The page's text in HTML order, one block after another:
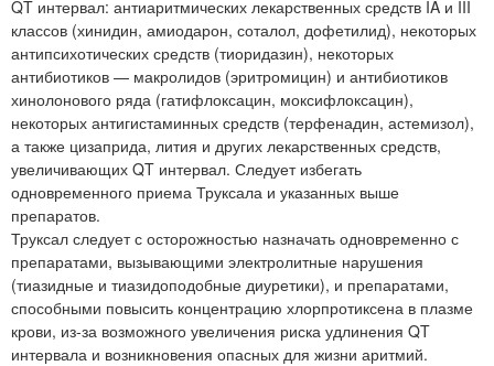
QT интервал: антиаритмических лекарственных средств IA и III
классов (хинидин, амиодарон, соталол, дофетилид), некоторых
антипсихотических средств (тиоридазин), некоторых
антибиотиков — макролидов (эритромицин) и антибиотиков
хинолонового ряда (гатифлоксацин, моксифлоксацин),
некоторых антигистаминных средств (терфенадин, астемизол),
а также цизаприда, лития и других лекарственных средств,
увеличивающих QT интервал. Следует избегать
одновременного приема Труксала и указанных выше
препаратов.
Труксал следует с осторожностью назначать одновременно с
препаратами, вызывающими электролитные нарушения
(тиазидные и тиазидоподобные диуретики), и препаратами,
способными повысить концентрацию хлорпротиксена в плазме
крови, из-за возможного увеличения риска удлинения QT
интервала и возникновения опасных для жизни аритмий.